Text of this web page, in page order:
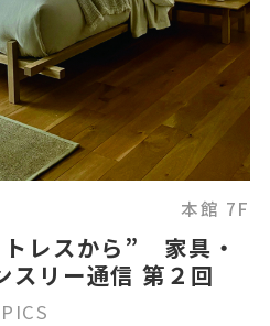
本館 7F
レスから” 家具・
スリー通信 第２回